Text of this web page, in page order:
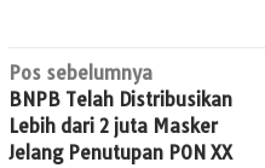
Navigasi
pos
Pos sebelumnya
BNPB Telah Distribusikan
Lebih dari 2 juta Masker
Jelang Penutupan PON XX